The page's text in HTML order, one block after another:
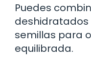
Puedes
deshidratados
semillas para
equilibrada.